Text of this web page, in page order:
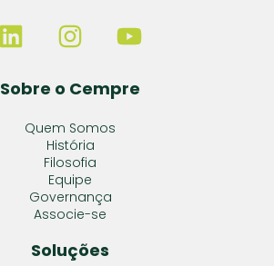
Sobre o Cempre
Quem Somos
História
Filosofia
Equipe
Governança
Associe-se
Soluções